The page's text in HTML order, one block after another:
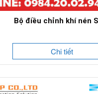
Bộ điều chỉnh khí nén
Chi tiết